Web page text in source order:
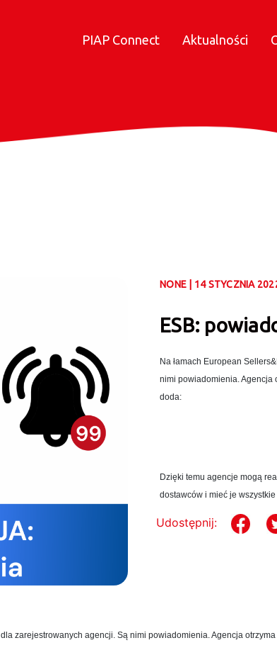
PIAP Connect Aktualności
NONE | 14 STYCZNIA
ESB:
Na łamach European
nimi powiadomienia. Agencja
doda:
Dzięki temu agencje mogą
dostawców i mieć je
Udostępnij:
zarejestrowanych agencji. Są nimi powiadomienia. Agencja